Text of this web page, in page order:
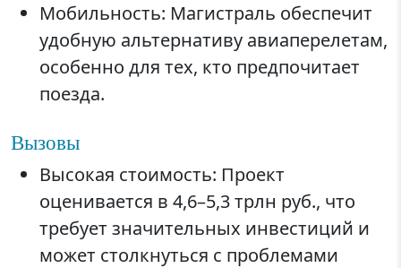
Мобильность: Магистраль обеспечит
удобную альтернативу авиаперелетам,
особенно для тех, кто предпочитает
поезда.
Вызовы
Высокая стоимость: Проект
оценивается в 4,6–5,3 трлн руб., что
требует значительных инвестиций и
может столкнуться с проблемами